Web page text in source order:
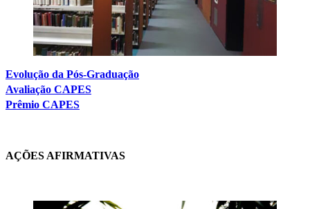
Evolução da Pós-Graduação
Avaliação CAPES
Prêmio CAPES
AÇÕES AFIRMATIVAS